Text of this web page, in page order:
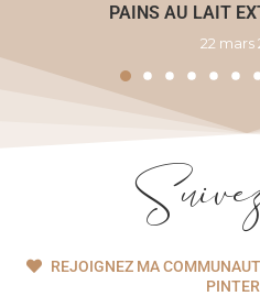
PAINS AU LAIT
22 mars
REJOIGNEZ MA